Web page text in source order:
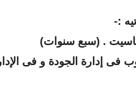
:-
كاسيت . (سبع سنوات)
فى إدارة الجودة و فى